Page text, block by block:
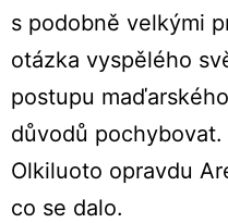
s podobně velkými
otázka vyspělého
postupu
důvodů
Olkiluoto opravdu
co se dalo.